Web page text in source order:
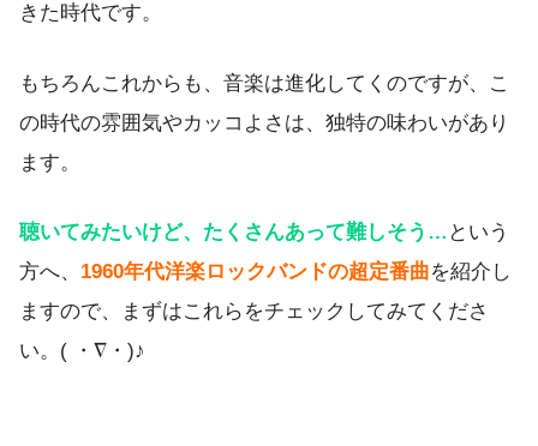
きた時代です。
もちろんこれからも、音楽は進化してくのですが、こ
の時代の雰囲気やカッコよさは、独特の味わいがあり
ます。
聴いてみたいけど、たくさんあって難しそう… という
方へ、 1960年代洋楽ロックバンドの超定番曲を紹介し
ますので、まずはこれらをチェックしてみてくださ
い。( ・∇・)♪